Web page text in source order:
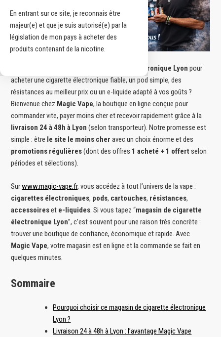
En entrant sur ce site, je reconnais être
majeur(e) et que je suis autorisé(e) par la
législation de mon pays à acheter des
produits contenant de la nicotine.
magasin de cigarette électronique Lyon pour
acheter une cigarette électronique fiable, un pod simple, des
résistances au meilleur prix ou un e-liquide adapté à vos goûts ?
Bienvenue chez Magic Vape, la boutique en ligne conçue pour
commander vite, payer moins cher et recevoir rapidement grâce à la
livraison 24 à 48h à Lyon (selon transporteur). Notre promesse est
simple : être le site le moins cher avec un choix énorme et des
promotions régulières(dont des offres 1 acheté + 1 offert selon
périodes et sélections).
Surwww.magic-vape.fr, vous accédez à tout l’univers de la vape :
cigarettes électroniques, pods, cartouches, résistances,
accessoireset e-liquides. Si vous tapez “magasin de cigarette
électronique Lyon”, c’est souvent pour une raison très concrète :
trouver une boutique de confiance, économique et rapide. Avec
Magic Vape, votre magasin est en ligne et la commande se fait en
quelques minutes.
Sommaire
Pourquoi choisir ce magasin de cigarette électronique
Lyon ?
Livraison 24 à 48h à Lyon : l’avantage Magic Vape